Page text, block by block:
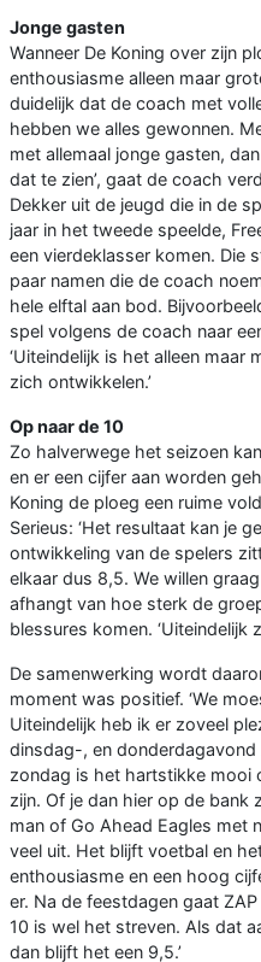
Jonge gasten
Wanneer De Koning over zijn
enthousiasme alleen maar
duidelijk dat de coach met
hebben we alles gewonnen.
met allemaal jonge gasten,
dat te zien’, gaat de coach
Dekker uit de jeugd die in de
jaar in het tweede speelde,
een vierdeklasser komen. Die
paar namen die de coach
hele elftal aan bod.
spel volgens de coach naar
‘Uiteindelijk is het alleen maar
zich ontwikkelen.’
Op naar de 10
Zo halverwege het seizoen
en er een cijfer aan worden
Koning de ploeg een ruime
Serieus: ‘Het resultaat kan je
ontwikkeling van de spelers
elkaar dus 8,5. We willen
afhangt van hoe sterk de
blessures komen. ‘Uiteindelijk
De samenwerking wordt
moment was positief. ‘We
Uiteindelijk heb ik er zoveel
dinsdag-, en
zondag is het hartstikke mooi
zijn. Of je dan hier op de bank
man of Go Ahead Eagles met
veel uit. Het blijft voetbal en
enthousiasme en een hoog
er. Na de feestdagen gaat
10 is wel het streven. Als dat
dan blijft het een 9,5.’